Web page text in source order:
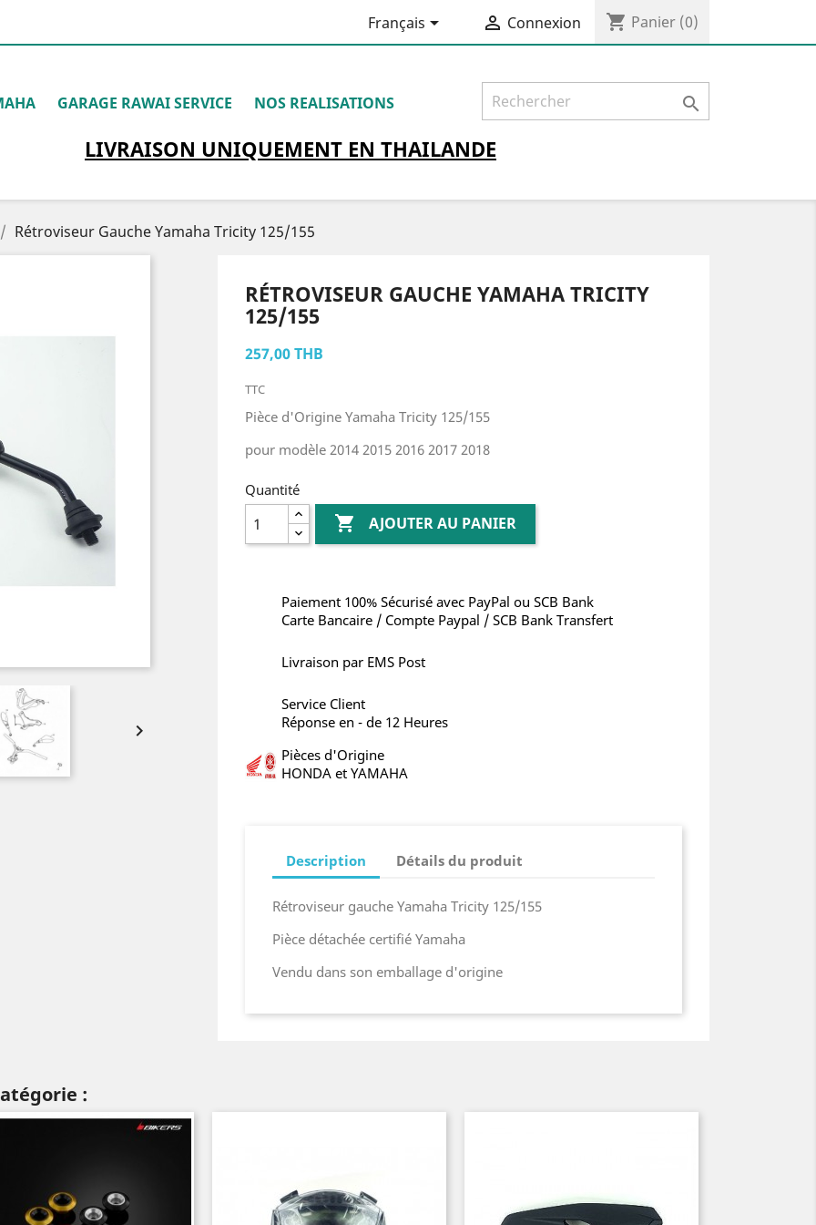
Français  Connexion shopping_cart Panier (0)
GARAGE RAWAI SERVICE NOS REALISATIONS 
LIVRAISON UNIQUEMENTEN THAILANDE
Rétroviseur Gauche Yamaha Tricity 125/155

RÉTROVISEUR GAUCHE YAMAHA TRICITY
125/155
257,00 THB
TTC
Pièce d'Origine Yamaha Tricity 125/155
pour modèle 2014 2015 2016 2017 2018
Quantité
 AJOUTER AU PANIER
Paiement 100% Sécurisé avec PayPal ou SCB Bank
Carte Bancaire / Compte Paypal / SCB Bank Transfert
Livraison par EMS Post
Service Client
Réponse en - de 12 Heures
Pièces d'Origine
HONDA et YAMAHA
Description Détails du produit
Rétroviseur gauche Yamaha Tricity 125/155
Pièce détachée certifié Yamaha
Vendu dans son emballage d'origine
: